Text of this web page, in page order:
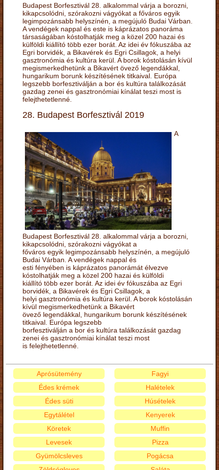
Budapest Borfesztivál 28. alkalommal várja a borozni,
kikapcsolódni, szórakozni vágyókat a főváros egyik
legimpozánsabb helyszínén, a megújuló Budai Várban.
A vendégek nappal és este is káprázatos panoráma
társaságában kóstolhatják meg a közel 200 hazai és
külföldi kiállító több ezer borát. Az idei év fókuszába az
Egri borvidék, a Bikavérek és Egri Csillagok, a helyi
gasztronómia és kultúra kerül. A borok kóstolásán kívül
megismerkedhetünk a Bikavért övező legendákkal,
hungarikum borunk készítésének titkaival. Európa
legszebb borfesztiválján a bor és kultúra találkozását
gazdag zenei és gasztronómiai kínálat teszi most is
felejthetetlenné.
28. Budapest Borfesztivál 2019
A
Budapest Borfesztivál 28. alkalommal várja a borozni,
kikapcsolódni, szórakozni vágyókat a
főváros egyik legimpozánsabb helyszínén, a megújuló
Budai Várban. A vendégek nappal és
esti fényében is káprázatos panorámát élvezve
kóstolhatják meg a közel 200 hazai és külföldi
kiállító több ezer borát. Az idei év fókuszába az Egri
borvidék, a Bikavérek és Egri Csillagok, a
helyi gasztronómia és kultúra kerül. A borok kóstolásán
kívül megismerkedhetünk a Bikavért
övező legendákkal, hungarikum borunk készítésének
titkaival. Európa legszebb
borfesztiválján a bor és kultúra találkozását gazdag
zenei és gasztronómiai kínálat teszi most
is felejthetetlenné.
Aprósütemény
Édes krémek
Édes süti
Egytálétel
Fagyi
Halételek
Húsételek
Kenyerek
Köretek
Levesek
Gyümölcsleves
Muffin
Pizza
Pogácsa